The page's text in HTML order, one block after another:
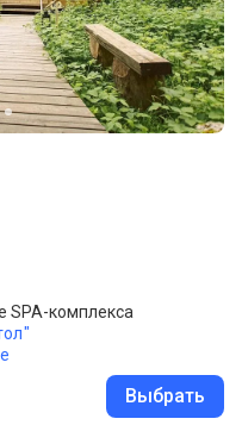
комплекса
Выбрать